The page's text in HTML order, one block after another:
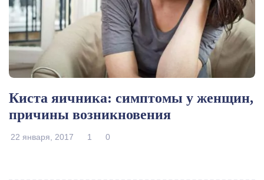
Киста яичника: симптомы у женщин,
причины возникновения
22 января, 2017 1 0